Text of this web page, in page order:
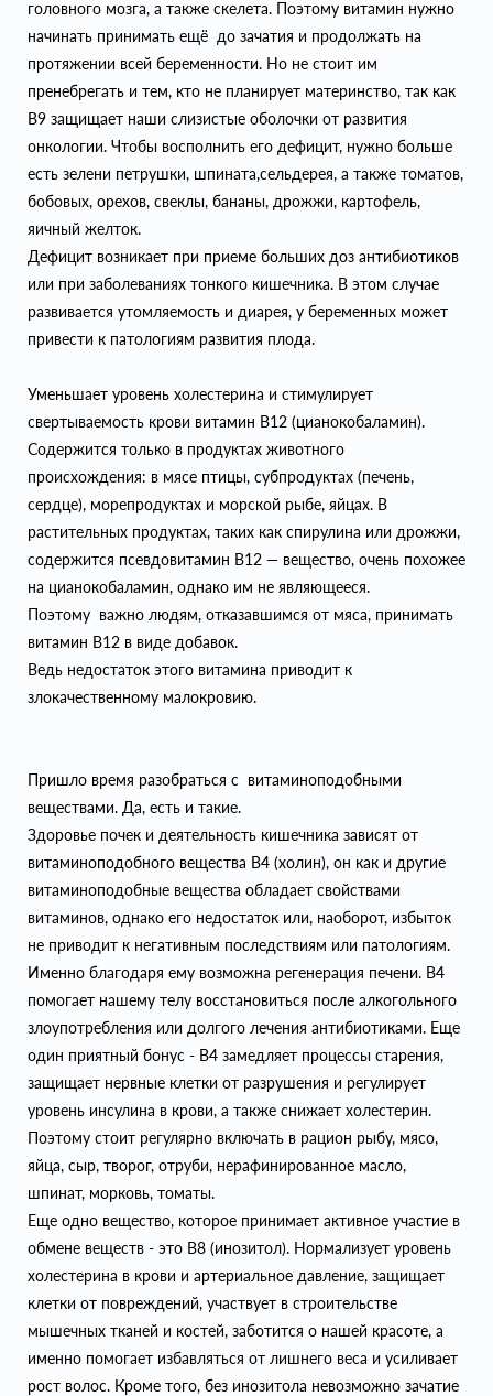
головного мозга, а также скелета. Поэтому витамин нужно
начинать принимать ещё до зачатия и продолжать на
протяжении всей беременности. Но не стоит им
пренебрегать и тем, кто не планирует материнство, так как
В9 защищает наши слизистые оболочки от развития
онкологии. Чтобы восполнить его дефицит, нужно больше
есть зелени петрушки, шпината,сельдерея, а также томатов,
бобовых, орехов, свеклы, бананы, дрожжи, картофель,
яичный желток.
Дефицит возникает при приеме больших доз антибиотиков
или при заболеваниях тонкого кишечника. В этом случае
развивается утомляемость и диарея, у беременных может
привести к патологиям развития плода.
Уменьшает уровень холестерина и стимулирует
свертываемость крови витамин B12 (цианокобаламин).
Содержится только в продуктах животного
происхождения: в мясе птицы, субпродуктах (печень,
сердце), морепродуктах и морской рыбе, яйцах. В
растительных продуктах, таких как спирулина или дрожжи,
содержится псевдовитамин B12 — вещество, очень похожее
на цианокобаламин, однако им не являющееся.
Поэтому важно людям, отказавшимся от мяса, принимать
витамин B12 в виде добавок.
Bедь недостаток этого витамина приводит к
злокачественному малокровию.
Пришло время разобраться с витаминоподобными
веществами. Да, есть и такие.
Здоровье почек и деятельность кишечника зависят от
витаминоподобного вещества В4 (холин), он как и другие
витаминоподобные вещества обладает свойствами
витаминов, однако его недостаток или, наоборот, избыток
не приводит к негативным последствиям или патологиям.
Именно благодаря ему возможна регенерация печени. B4
помогает нашему телу восстановиться после алкогольного
злоупотребления или долгого лечения антибиотиками. Еще
один приятный бонус - B4 замедляет процессы старения,
защищает нервные клетки от разрушения и регулирует
уровень инсулина в крови, а также снижает холестерин.
Поэтому стоит регулярно включать в рацион рыбу, мясо,
яйца, сыр, творог, отруби, нерафинированное масло,
шпинат, морковь, томаты.
Еще одно вещество, которое принимает активное участие в
обмене веществ - это В8 (инозитол). Нормализует уровень
холестерина в крови и артериальное давление, защищает
клетки от повреждений, участвует в строительстве
мышечных тканей и костей, заботится о нашей красоте, а
именно помогает избавляться от лишнего веса и усиливает
рост волос. Кроме того, без инозитола невозможно зачатие